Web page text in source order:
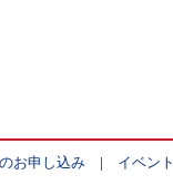
お申し込み| イベント